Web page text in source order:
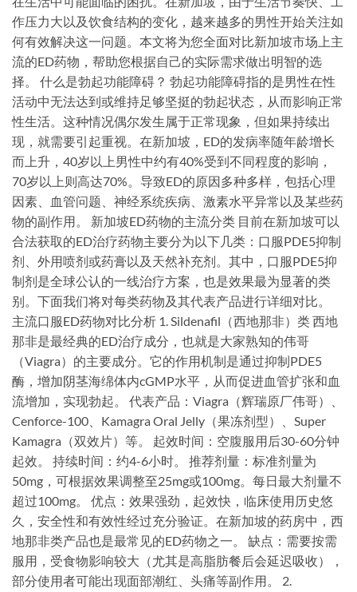
作压力大以及饮食结构的变化，越来越多的男性开始关注如
何有效解决这一问题。本文将为您全面对比新加坡市场上主
流的ED药物，帮助您根据自己的实际需求做出明智的选
择。 什么是勃起功能障碍？ 勃起功能障碍指的是男性在性
活动中无法达到或维持足够坚挺的勃起状态，从而影响正常
性生活。这种情况偶尔发生属于正常现象，但如果持续出
现，就需要引起重视。在新加坡，ED的发病率随年龄增长
而上升，40岁以上男性中约有40%受到不同程度的影响，
70岁以上则高达70%。导致ED的原因多种多样，包括心理
因素、血管问题、神经系统疾病、激素水平异常以及某些药
物的副作用。 新加坡ED药物的主流分类 目前在新加坡可以
合法获取的ED治疗药物主要分为以下几类：口服PDE5抑制
剂、外用喷剂或药膏以及天然补充剂。其中，口服PDE5抑
制剂是全球公认的一线治疗方案，也是效果最为显著的类
别。下面我们将对每类药物及其代表产品进行详细对比。
主流口服ED药物对比分析 1. Sildenafil（西地那非）类 西地
那非是最经典的ED治疗成分，也就是大家熟知的伟哥
（Viagra）的主要成分。它的作用机制是通过抑制PDE5
酶，增加阴茎海绵体内cGMP水平，从而促进血管扩张和血
流增加，实现勃起。 代表产品：Viagra（辉瑞原厂伟哥）、
Cenforce-100、Kamagra Oral Jelly（果冻剂型）、Super
Kamagra（双效片）等。 起效时间：空腹服用后30-60分钟
起效。 持续时间：约4-6小时。 推荐剂量：标准剂量为
50mg，可根据效果调整至25mg或100mg。每日最大剂量不
超过100mg。 优点：效果强劲，起效快，临床使用历史悠
久，安全性和有效性经过充分验证。在新加坡的药房中，西
地那非类产品也是最常见的ED药物之一。 缺点：需要按需
服用，受食物影响较大（尤其是高脂肪餐后会延迟吸收），
部分使用者可能出现面部潮红、头痛等副作用。 2.